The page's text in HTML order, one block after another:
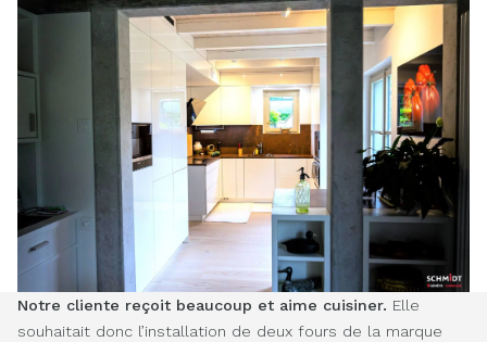
Notre cliente reçoit beaucoup et aime cuisiner. Elle
souhaitait donc l’installation de deux fours de la marque